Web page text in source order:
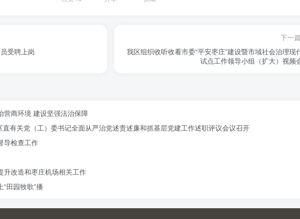
受聘上岗
下一篇
我区组织收听收看市委“平安枣庄”建设暨市域社会治理现
试点工作领导小组（扩大）视频
营商环境 建设坚强法治保障
有关党（工）委书记全面从严治党述责述廉和抓基层党建工作述职评议会议召开
导检查工作
升改造和枣庄机场相关工作
田园牧歌”播